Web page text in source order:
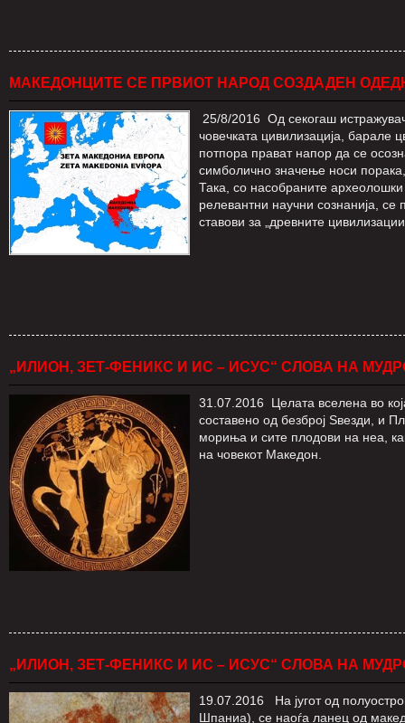
МАКЕДОНЦИТЕ СЕ ПРВИОТ НАРОД СОЗДАДЕН
25/8/2016 Од секогаш
човечката цивилизација, барале
потпора прават напор да се
симболично значење носи
Така, со насобраните
релевантни научни сознанија, се
ставови за „древните
„ИЛИОН, ЗЕТ-ФЕНИКС И ИС – ИСУС“ СЛОВА НА
31.07.2016 Целата вселена во
составено од безброј Ѕвезди, и
мориња и сите плодови на неа,
на човекот Македон.
„ИЛИОН, ЗЕТ-ФЕНИКС И ИС – ИСУС“ СЛОВА НА
19.07.2016 На југот од
Шпаниа), се наоѓа ланец од